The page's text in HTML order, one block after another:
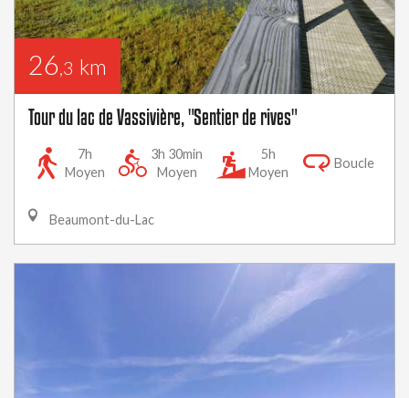
26 ,3 km
Tour du lac de Vassivière, "Sentier de rives"
7h
Moyen
3h 30min
Moyen
5h
Moyen
Boucle
Beaumont-du-Lac